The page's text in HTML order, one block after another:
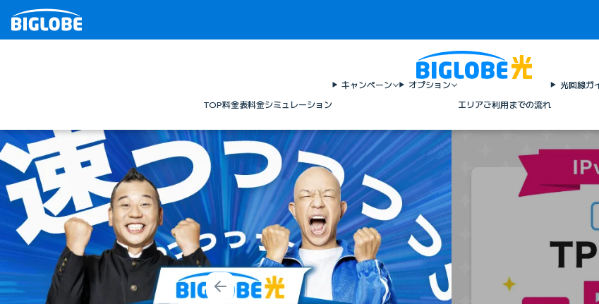
TOP料金表料金シミュレーション
キャンペーン
オプション
エリアご利用までの流れ
光回線ガ
Prev